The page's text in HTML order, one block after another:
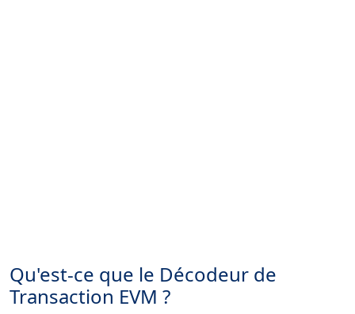
Qu'est-ce que le Décodeur de
Transaction EVM ?